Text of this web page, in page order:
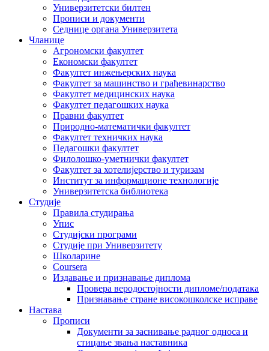
Универзитетски билтен
Прописи и документи
Седнице органа Универзитета
Чланице
Агрономски факултет
Економски факултет
Факултет инжењерских наука
Факултет за машинство и грађевинарство
Факултет медицинских наука
Факултет педагошких наука
Правни факултет
Природно-математички факултет
Факултет техничких наука
Педагошки факултет
Филолошко-уметнички факултет
Факултет за хотелијерство и туризам
Институт за информационе технологије
Универзитетска библиотека
Студије
Правила студирања
Упис
Студијски програми
Студије при Универзитету
Школарине
Coursera
Издавање и признавање диплома
Провера веродостојности дипломе/података
Признавање стране високошколске исправе
Настава
Прописи
Документи за заснивање радног односа и
стицање звања наставника